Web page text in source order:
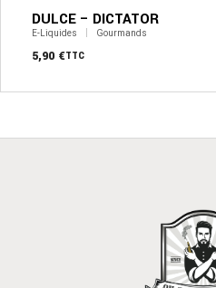
DULCE – DICTATOR
E-Liquides Gourmands
5,90 €TTC
choisies
page
produit